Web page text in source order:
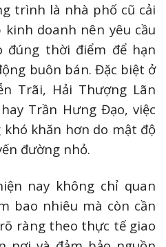
trình là nhà phố cũ cải
doanh nên yêu cầu
đúng thời điểm để hạn
buôn bán. Đặc biệt ở
Trãi, Hải Thượng Lãn
Trần Hưng Đạo, việc
khăn hơn do mật độ
đường nhỏ.
nay không chỉ quan
bao nhiêu mà còn cần
ràng theo thực tế giao